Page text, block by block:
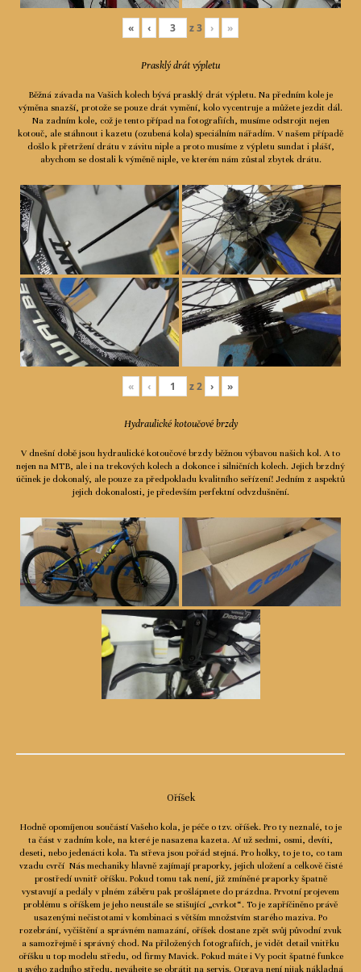
« ‹ z3 › »
Prasklý drát výpletu
Běžná závada na Vašich kolech bývá prasklý drát výpletu. Na předním kole je
výměna snazší, protože se pouze drát vymění, kolo vycentruje a můžete jezdit dál.
Na zadním kole, což je tento případ na fotografiích, musíme odstrojit nejen
kotouč, ale stáhnout i kazetu (ozubená kola) speciálním nářadím. V našem případě
došlo k přetržení drátu v závitu niple a proto musíme z výpletu sundat i plášť,
abychom se dostali k výměně niple, ve kterém nám zůstal zbytek drátu.
« ‹ z2 › »
Hydraulické kotoučové brzdy
V dnešní době jsou hydraulické kotoučové brzdy běžnou výbavou našich kol. A to
nejen na MTB, ale i na trekových kolech a dokonce i silničních kolech. Jejich brzdný
účinek je dokonalý, ale pouze za předpokladu kvalitního seřízení! Jedním z aspektů
jejich dokonalosti, je především perfektní odvzdušnění.
Oříšek
Hodně opomíjenou součástí Vašeho kola, je péče o tzv. oříšek. Pro ty neznalé, to je
ta část v zadním kole, na které je nasazena kazeta. Ať už sedmi, osmi, devíti,
deseti, nebo jedenácti kola. Ta střeva jsou pořád stejná. Pro holky, to je to, co tam
vzadu cvrčí Nás mechaniky hlavně zajímají praporky, jejich uložení a celkově čisté
prostředí uvnitř oříšku. Pokud tomu tak není, již zmíněné praporky špatně
vystavují a pedály v plném záběru pak prošlápnete do prázdna. Prvotní projevem
problému s oříškem je jeho neustále se stišující „cvrkot“. To je zapříčiněno právě
usazenými nečistotami v kombinaci s větším množstvím starého maziva. Po
rozebrání, vyčištění a správném namazání, oříšek dostane zpět svůj původní zvuk
a samozřejmě i správný chod. Na přiložených fotografiích, je vidět detail vnitřku
oříšku u top modelu středu, od firmy Mavick. Pokud máte i Vy pocit špatné funkce
u svého zadního středu, neváhejte se obrátit na servis. Oprava není nijak nákladná